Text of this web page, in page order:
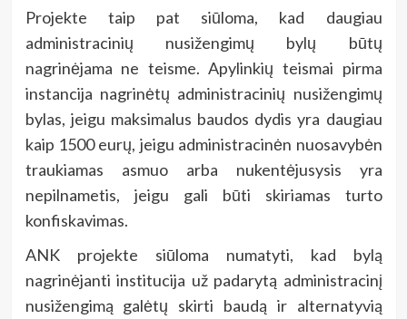
Projekte taip pat siūloma, kad daugiau
administracinių nusižengimų bylų būtų
nagrinėjama ne teisme. Apylinkių teismai pirma
instancija nagrinėtų administracinių nusižengimų
bylas, jeigu maksimalus baudos dydis yra daugiau
kaip 1500 eurų, jeigu administracinėn nuosavybėn
traukiamas asmuo arba nukentėjusysis yra
nepilnametis, jeigu gali būti skiriamas turto
konfiskavimas.
ANK projekte siūloma numatyti, kad bylą
nagrinėjanti institucija už padarytą administracinį
nusižengimą galėtų skirti baudą ir alternatyvią